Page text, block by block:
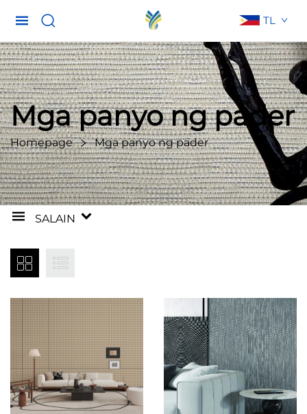
TL
Mga panyo ng pader
Homepage Mga panyo ng pader
SALAIN